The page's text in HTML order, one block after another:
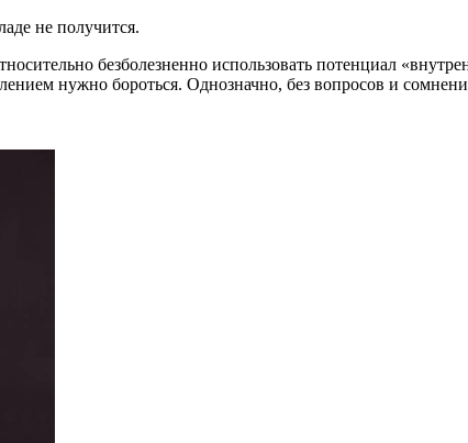
не получится.
безболезненно использовать потенциал
нужно бороться. Однозначно, без вопросов и